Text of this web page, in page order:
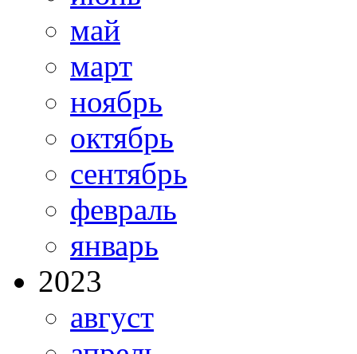
май
март
ноябрь
октябрь
сентябрь
февраль
январь
2023
август